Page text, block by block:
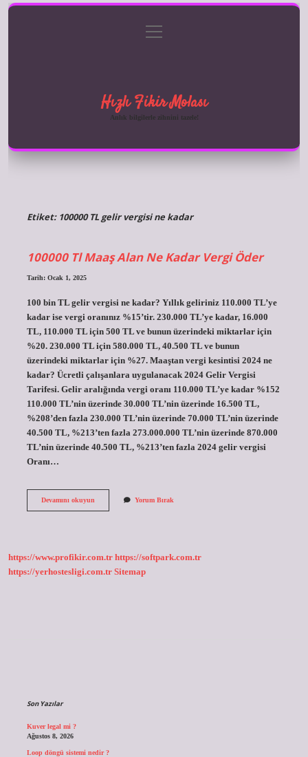
Gizlilik Politikası
menüyü
aç
Hızlı Fikir Molası
Anlık bilgilerle zihnini tazele!
Etiket: 100000 TL gelir vergisi ne kadar
100000 Tl Maaş Alan Ne Kadar Vergi Öder
Tarih: Ocak 1, 2025
100 bin TL gelir vergisi ne kadar? Yıllık geliriniz 110.000 TL’ye
kadar ise vergi oranınız %15’tir. 230.000 TL’ye kadar, 16.000
TL, 110.000 TL için 500 TL ve bunun üzerindeki miktarlar için
%20. 230.000 TL için 580.000 TL, 40.500 TL ve bunun
üzerindeki miktarlar için %27. Maaştan vergi kesintisi 2024 ne
kadar? Ücretli çalışanlara uygulanacak 2024 Gelir Vergisi
Tarifesi. Gelir aralığında vergi oranı 110.000 TL’ye kadar %152
110.000 TL’nin üzerinde 30.000 TL’nin üzerinde 16.500 TL,
%208’den fazla 230.000 TL’nin üzerinde 70.000 TL’nin üzerinde
40.500 TL, %213’ten fazla 273.000.000 TL’nin üzerinde 870.000
TL’nin üzerinde 40.500 TL, %213’ten fazla 2024 gelir vergisi
Oranı…
Devamını okuyun100000
Vergi
Yorum Bırak
https://www.profikir.com.tr https://softpark.com.tr
https://yerhostesligi.com.tr Sitemap
Son Yazılar
Kuver legal mi ?
Ağustos 8, 2026
Loop döngü sistemi nedir ?